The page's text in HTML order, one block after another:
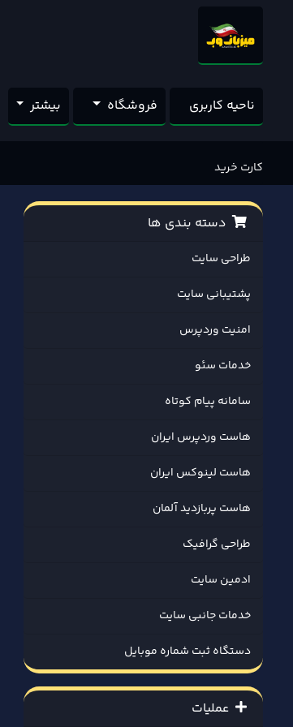
ناحیه کاربری فروشگاه بیشتر
کارت خرید
دسته بندی ها
طراحی سایت
پشتیبانی سایت
امنیت وردپرس
خدمات سئو
سامانه پیام کوتاه
هاست وردپرس ایران
هاست لینوکس ایران
هاست پربازدید آلمان
طراحی گرافیک
ادمین سایت
خدمات جانبی سایت
دستگاه ثبت شماره موبایل
عملیات